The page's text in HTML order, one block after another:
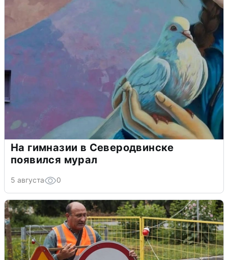
На гимназии в Северодвинске
появился мурал
5 августа 0